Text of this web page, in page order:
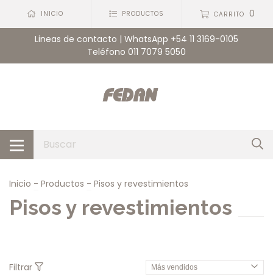
INICIO PRODUCTOS CARRITO 0
Lineas de contacto | WhatsApp +54 11 3169-0105
Teléfono 011 7079 5050
Inicio - Productos - Pisos y revestimientos
Pisos y revestimientos
Filtrar